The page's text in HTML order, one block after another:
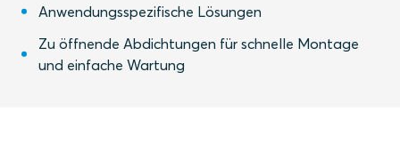
Anwendungsspezifische Lösungen
Zu öffnende Abdichtungen für schnelle Montage
und einfache Wartung